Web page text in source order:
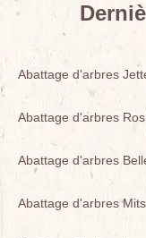
Abattage d'arbres
Abattage d'arbres
Abattage d'arbres
Abattage d'arbres